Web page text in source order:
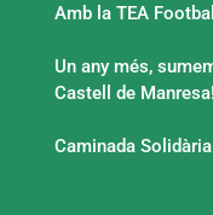
Amb la TEA
Un any més,
Castell de Manresa!
Caminada